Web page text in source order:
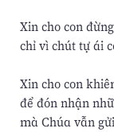
Xin cho con
chỉ vì chút tự ái
Xin cho con
để đón nhận
mà Chúa vẫn